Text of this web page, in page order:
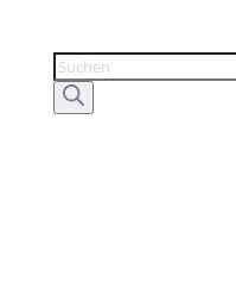
Products
search